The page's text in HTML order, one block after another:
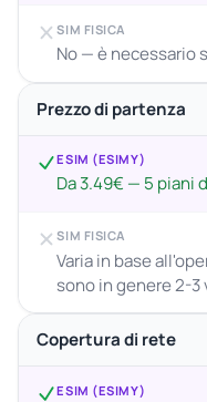
SIM FISICA
No — è necessario
Prezzo di partenza
ESIM (ESIMY)
Da 3.49€ — 5 piani
SIM FISICA
Varia in base
sono in genere 2-
Copertura di rete
ESIM (ESIMY)